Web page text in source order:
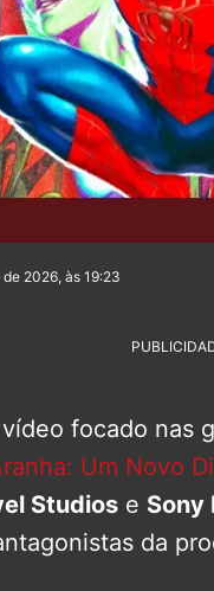
2026, às 19:23
focado nas
Um Novo
Studios e Sony
da